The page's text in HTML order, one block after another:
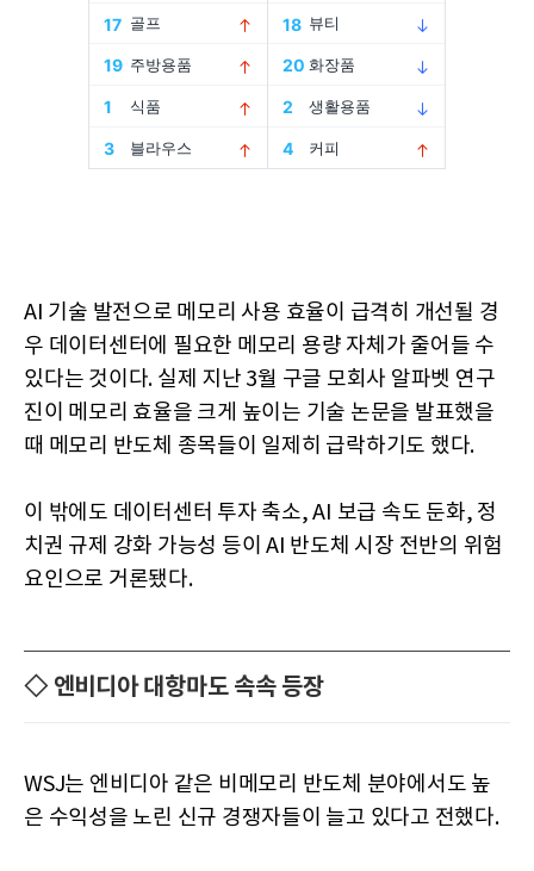
AI 기술 발전으로 메모리 사용 효율이 급격히 개선될 경
우 데이터센터에 필요한 메모리 용량 자체가 줄어들 수
있다는 것이다. 실제 지난 3월 구글 모회사 알파벳 연구
진이 메모리 효율을 크게 높이는 기술 논문을 발표했을
때 메모리 반도체 종목들이 일제히 급락하기도 했다.
이 밖에도 데이터센터 투자 축소, AI 보급 속도 둔화, 정
치권 규제 강화 가능성 등이 AI 반도체 시장 전반의 위험
요인으로 거론됐다.
◇ 엔비디아 대항마도 속속 등장
WSJ는 엔비디아 같은 비메모리 반도체 분야에서도 높
은 수익성을 노린 신규 경쟁자들이 늘고 있다고 전했다.